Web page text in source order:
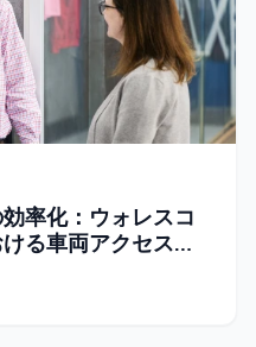
率化：ウォレスコ
る車両アクセス自